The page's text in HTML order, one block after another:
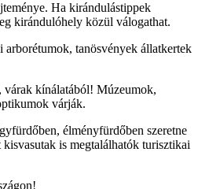
Ha kirándulástippek
kirándulóhely közül válogathat.
arborétumok, tanösvények állatkertek
várak kínálatából! Múzeumok,
várják.
élményfürdőben szeretne
is megtalálhatók turisztikai